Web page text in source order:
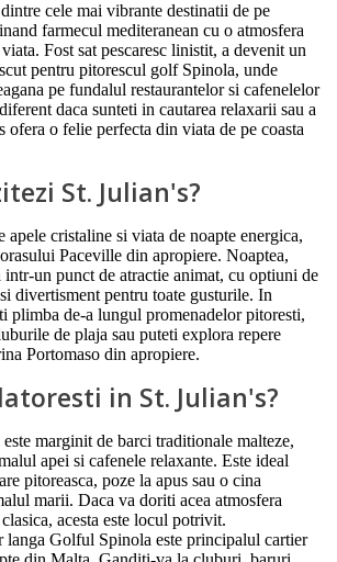
cele mai vibrante destinatii de pe
farmecul mediteranean cu o atmosfera
Fost sat pescaresc linistit, a devenit un
pentru pitorescul golf Spinola, unde
pe fundalul restaurantelor si cafenelelor
daca sunteti in cautarea relaxarii sau a
ofera o felie perfecta din viata de pe coasta
St. Julian's?
apele cristaline si viata de noapte energica,
Paceville din apropiere. Noaptea,
intr-un punct de atractie animat, cu optiuni de
divertisment pentru toate gusturile. In
plimba de-a lungul promenadelor pitoresti,
de plaja sau puteti explora repere
Portomaso din apropiere.
in St. Julian's?
marginit de barci traditionale malteze,
apei si cafenele relaxante. Este ideal
pitoreasca, poze la apus sau o cina
marii. Daca va doriti acea atmosfera
acesta este locul potrivit.
langa Golful Spinola este principalul cartier